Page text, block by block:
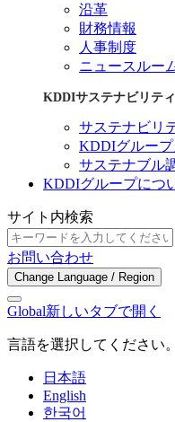
沿革
財務情報
人事制度
ニュースルー
KDDIサステナビリティ
サステナビリ
KDDIグルー
サステナブル
KDDIグループにつ
サイト内検索
お問い合わせ
Change Language / Region
Global新しいタブで開く
言語を選択してください。
日本語
English
한국어